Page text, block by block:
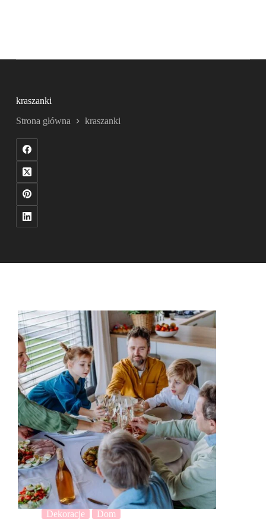
kraszanki
Strona główna kraszanki
Dekoracje Dom